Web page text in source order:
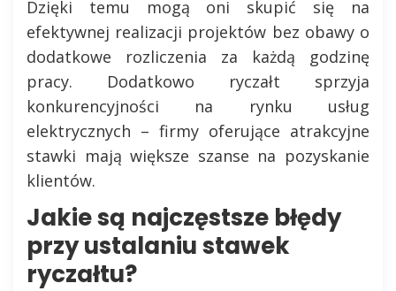
Dzięki temu mogą oni skupić się na
efektywnej realizacji projektów bez obawy o
dodatkowe rozliczenia za każdą godzinę
pracy. Dodatkowo ryczałt sprzyja
konkurencyjności na rynku usług
elektrycznych – firmy oferujące atrakcyjne
stawki mają większe szanse na pozyskanie
klientów.
Jakie są najczęstsze błędy
przy ustalaniu stawek
ryczałtu?